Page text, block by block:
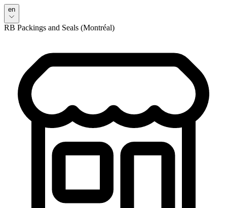
en
RB Packings and Seals (Montréal)